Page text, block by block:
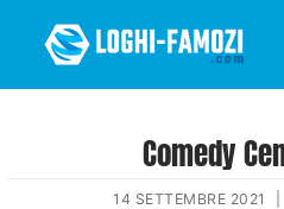
Comedy
14 SETTEMBRE 2021